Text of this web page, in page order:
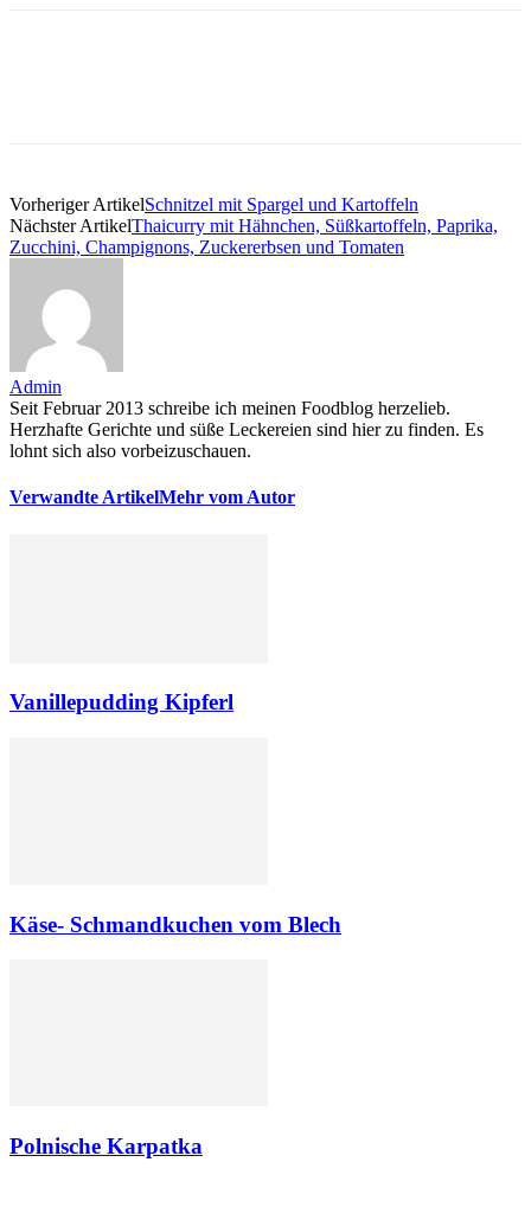
Vorheriger ArtikelSchnitzel mit Spargel und Kartoffeln
Nächster ArtikelThaicurry mit Hähnchen, Süßkartoffeln, Paprika,
Zucchini, Champignons, Zuckererbsen und Tomaten
Admin
Seit Februar 2013 schreibe ich meinen Foodblog herzelieb.
Herzhafte Gerichte und süße Leckereien sind hier zu finden. Es
lohnt sich also vorbeizuschauen.
Verwandte ArtikelMehr vom Autor
Vanillepudding Kipferl
Käse- Schmandkuchen vom Blech
Polnische Karpatka